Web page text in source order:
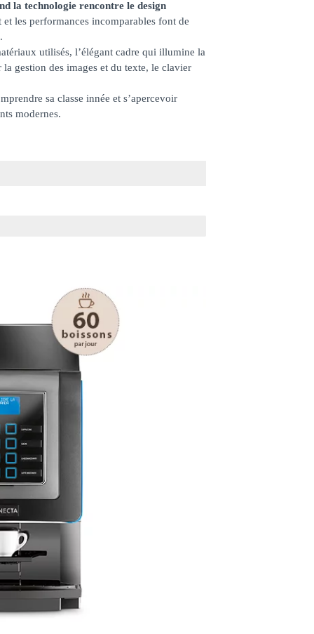
la technologie rencontre le design
les performances incomparables font de
utilisés, l’élégant cadre qui illumine la
gestion des images et du texte, le clavier
sa classe innée et s’apercevoir
modernes.